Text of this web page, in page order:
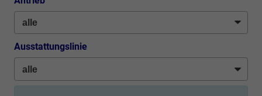
Ausstattungslinie